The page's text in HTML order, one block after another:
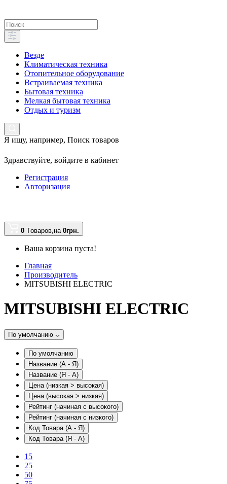
Везде
Климатическая техника
Отопительное оборудование
Встраиваемая техника
Бытовая техника
Мелкая бытовая техника
Отдых и туризм
Я ищу, например, Поиск товаров
Здравствуйте, войдите в кабинет
Регистрация
Авторизация
0 Tоваров,на 0грн.
Ваша корзина пуста!
Главная
Производитель
MITSUBISHI ELECTRIC
MITSUBISHI ELECTRIC
По умолчанию
По умолчанию
Название (А - Я)
Название (Я - А)
Цена (низкая > высокая)
Цена (высокая > низкая)
Рейтинг (начиная с высокого)
Рейтинг (начиная с низкого)
Код Товара (А - Я)
Код Товара (Я - А)
15
25
50